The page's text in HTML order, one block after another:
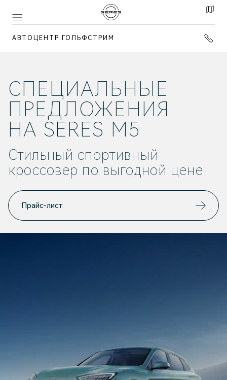
АВТОЦЕНТР ГОЛЬФСТРИМ
СПЕЦИАЛЬНЫЕ
ПРЕДЛОЖЕНИЯ
НА SERES M5
Стильный спортивный
кроссовер по выгодной цене
Прайс-лист